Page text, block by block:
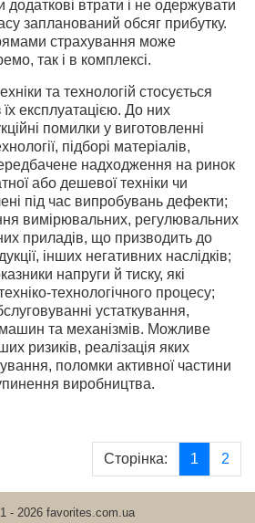
втрати і не одержувати
запланований обсяг прибутку.
страхування може
так і в комплексі.
та технологій стосується
їх експлуатацією. До них
помилки у виготовленні
підборі матеріалів,
надходження на ринок
або дешевої техніки чи
під час випробувань дефекти;
вимірювальних, регулювальних
приладів, що призводить до
інших негативних наслідків;
напруги й тиску, які
технологічного процесу;
устаткування,
машин та механізмів. Можливе
ризиків, реалізація яких
поломки активної частини
виробництва.
Сторінка: 1 2
- 2026 favorites.com.ua